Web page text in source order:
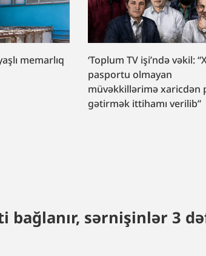
memarlıq
‘Toplum TV işi’ndə vəkil:
pasportu olmayan
müvəkkillərimə xaricdən
gətirmək ittihamı verilib”
sərnişinlər 3